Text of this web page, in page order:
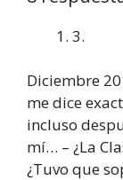
3.
Diciembre
me dice
incluso
mí… – ¿La
¿Tuvo que